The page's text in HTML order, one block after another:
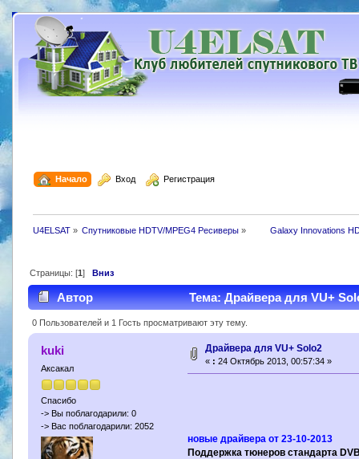
Начало Вход Регистрация
U4ELSAT» Спутниковые HDTV/MPEG4 Ресиверы » Galaxy Innovations
Страницы: [1] Вниз
Автор Тема: Драйвера для VU+
0 Пользователей и 1 Гость просматривают эту тему.
kuki
Аксакал
Спасибо
-> Вы поблагодарили: 0
-> Вас поблагодарили: 2052
Драйвера для VU+ Solo2
« : 24 Октябрь 2013, 00:57:34 »
новые драйвера от 23-10-2013
Поддержка тюнеров стандарта